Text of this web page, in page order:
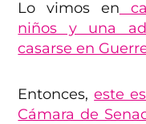
Lo vimos en
niños y una
casarse en
Entonces,este
Cámara de